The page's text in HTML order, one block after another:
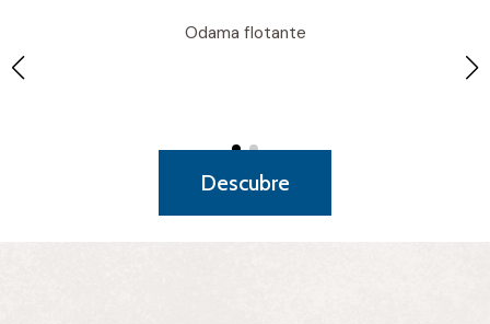
Odama flotante
Descubre